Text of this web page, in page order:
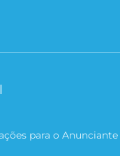
para o Anunciante